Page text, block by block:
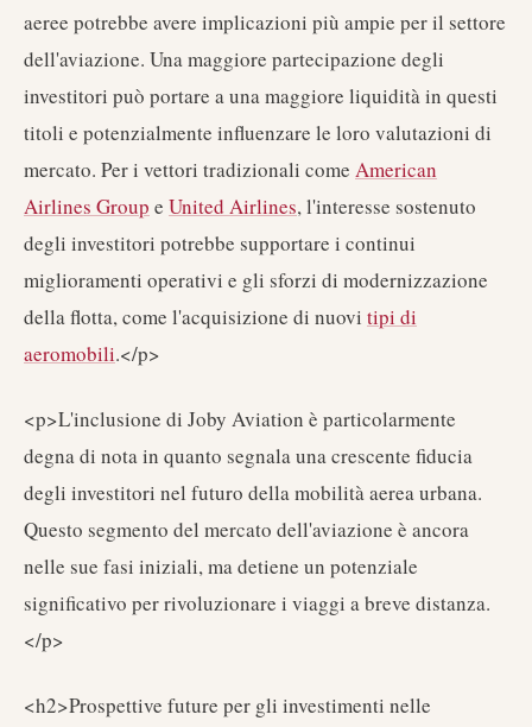
aeree potrebbe avere implicazioni più ampie per il settore
dell'aviazione. Una maggiore partecipazione degli
investitori può portare a una maggiore liquidità in questi
titoli e potenzialmente influenzare le loro valutazioni di
mercato. Per i vettori tradizionali come American
Airlines Group e United Airlines, l'interesse sostenuto
degli investitori potrebbe supportare i continui
miglioramenti operativi e gli sforzi di modernizzazione
della flotta, come l'acquisizione di nuovi tipi di
aeromobili.</p>
<p>L'inclusione di Joby Aviation è particolarmente
degna di nota in quanto segnala una crescente fiducia
degli investitori nel futuro della mobilità aerea urbana.
Questo segmento del mercato dell'aviazione è ancora
nelle sue fasi iniziali, ma detiene un potenziale
significativo per rivoluzionare i viaggi a breve distanza.
</p>
<h2>Prospettive future per gli investimenti nelle